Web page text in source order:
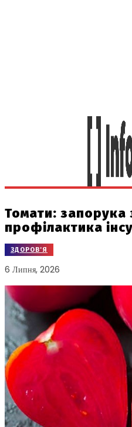
Томати: запорука
профілактика
ЗДОРОВ'Я
6 Липня, 2026